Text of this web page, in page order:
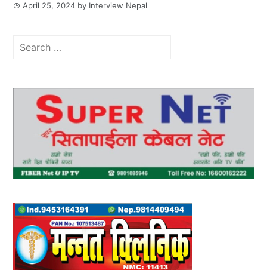
April 25, 2024 by Interview Nepal
Search